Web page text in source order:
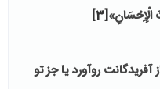
[3]
روآورد ‌یا‌ ‌جز‌ ‌تو‌